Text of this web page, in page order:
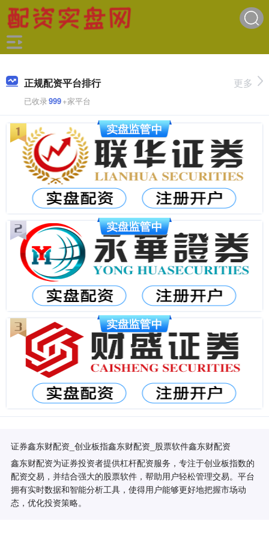
正规配资平台排行
已收录999+家平台
更多
证券鑫东财配资_创业板指鑫东财配资_股票软件鑫东财配资
鑫东财配资为证券投资者提供杠杆配资服务，专注于创业板指数的
配资交易，并结合强大的股票软件，帮助用户轻松管理交易。平台
拥有实时数据和智能分析工具，使得用户能够更好地把握市场动
态，优化投资策略。